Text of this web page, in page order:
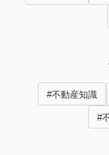
#不動産知識
#